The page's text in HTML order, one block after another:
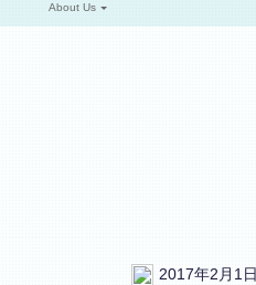
About Us
2017年2月1日